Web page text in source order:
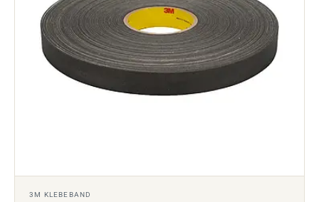
3M KLEBEBAND